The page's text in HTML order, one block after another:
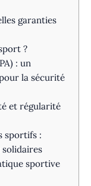
garanties
?
: un
la sécurité
et régularité
sportifs :
sportive